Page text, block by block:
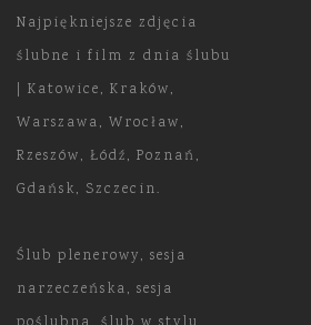
Najpiękniejsze zdjęcia
ślubne i film z dnia ślubu
| Katowice, Kraków,
Warszawa, Wrocław,
Rzeszów, Łódź, Poznań,
Gdańsk, Szczecin.
Ślub plenerowy, sesja
narzeczeńska, sesja